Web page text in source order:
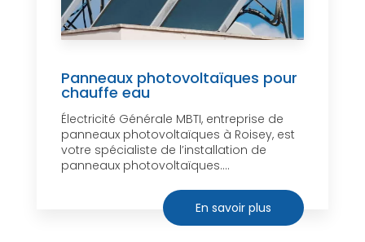
Panneaux photovoltaïques pour
chauffe eau
Électricité Générale MBTI, entreprise de
panneaux photovoltaïques à Roisey, est
votre spécialiste de l’installation de
panneaux photovoltaïques....
En savoir plus